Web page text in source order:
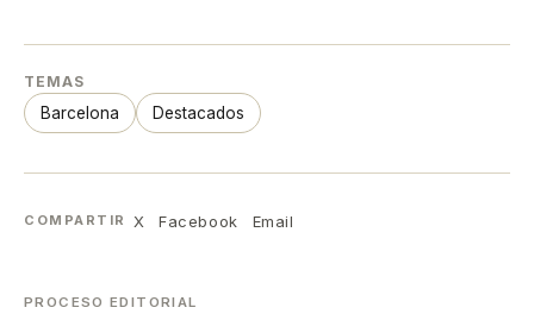
TEMAS
Barcelona Destacados
COMPARTIR X Facebook Email
PROCESO EDITORIAL